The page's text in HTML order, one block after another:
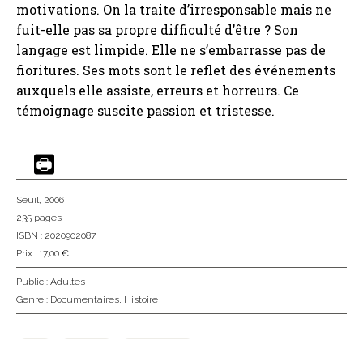
motivations. On la traite d’irresponsable mais ne
fuit-elle pas sa propre difficulté d’être ? Son
langage est limpide. Elle ne s’embarrasse pas de
fioritures. Ses mots sont le reflet des événements
auxquels elle assiste, erreurs et horreurs. Ce
témoignage suscite passion et tristesse.
Seuil, 2006
235 pages
ISBN : 2020902087
Prix : 17,00 €
Public : Adultes
Genre : Documentaires, Histoire